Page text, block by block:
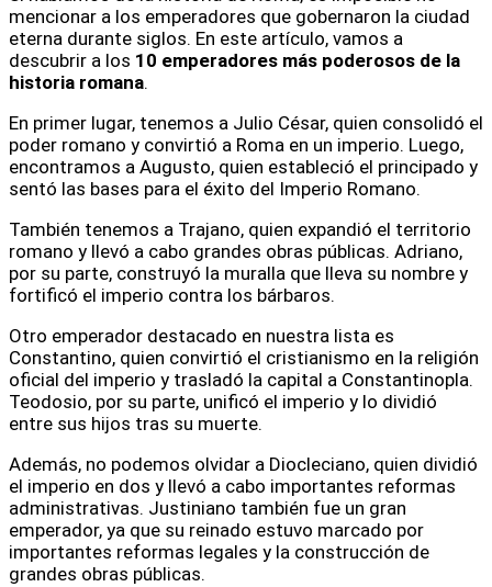
mencionar a los emperadores que gobernaron la ciudad
eterna durante siglos. En este artículo, vamos a
descubrir a los 10 emperadores más poderosos de la
historia romana.
En primer lugar, tenemos a Julio César, quien consolidó el
poder romano y convirtió a Roma en un imperio. Luego,
encontramos a Augusto, quien estableció el principado y
sentó las bases para el éxito del Imperio Romano.
También tenemos a Trajano, quien expandió el territorio
romano y llevó a cabo grandes obras públicas. Adriano,
por su parte, construyó la muralla que lleva su nombre y
fortificó el imperio contra los bárbaros.
Otro emperador destacado en nuestra lista es
Constantino, quien convirtió el cristianismo en la religión
oficial del imperio y trasladó la capital a Constantinopla.
Teodosio, por su parte, unificó el imperio y lo dividió
entre sus hijos tras su muerte.
Además, no podemos olvidar a Diocleciano, quien dividió
el imperio en dos y llevó a cabo importantes reformas
administrativas. Justiniano también fue un gran
emperador, ya que su reinado estuvo marcado por
importantes reformas legales y la construcción de
grandes obras públicas.